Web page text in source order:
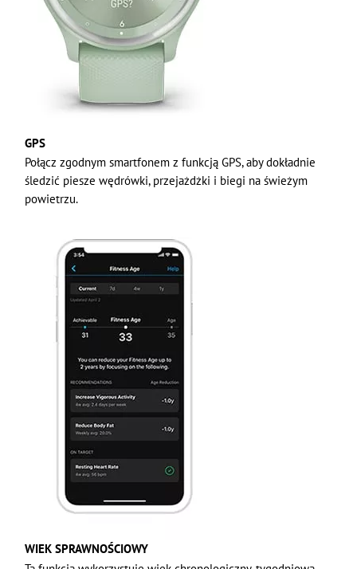
GPS
Połącz zgodnym smartfonem z funkcją GPS, aby dokładnie
śledzić piesze wędrówki, przejażdżki i biegi na świeżym
powietrzu.
WIEK SPRAWNOŚCIOWY